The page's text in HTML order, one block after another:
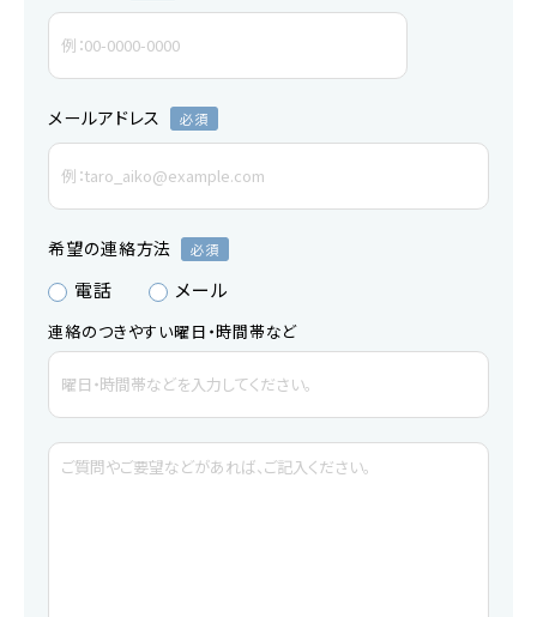
メールアドレス
希望の連絡方法
電話 メール
連絡のつきやすい曜日・時間帯など